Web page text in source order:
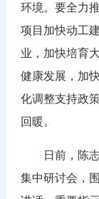
环境。要全力
项目加快动工
业，加快培育
健康发展，加
化调整支持政
回暖。
日前，陈志
集中研讨会，